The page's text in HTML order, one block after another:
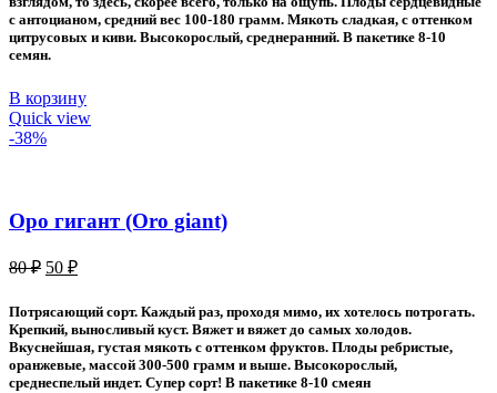
с антоцианом, средний вес 100-180 грамм. Мякоть сладкая, с оттенком
цитрусовых и киви. Высокорослый, среднеранний. В пакетике 8-10
семян.
В корзину
Quick view
-38%
Оро гигант (Oro giant)
80₽ Первоначальная
составляла
80 ₽.
50 ₽Текущая
50 ₽.
Потрясающий сорт. Каждый раз, проходя мимо, их хотелось потрогать.
Крепкий, выносливый куст. Вяжет и вяжет до самых холодов.
Вкуснейшая, густая мякоть с оттенком фруктов. Плоды ребристые,
оранжевые, массой 300-500 грамм и выше. Высокорослый,
среднеспелый индет. Супер сорт! В пакетике 8-10 смеян